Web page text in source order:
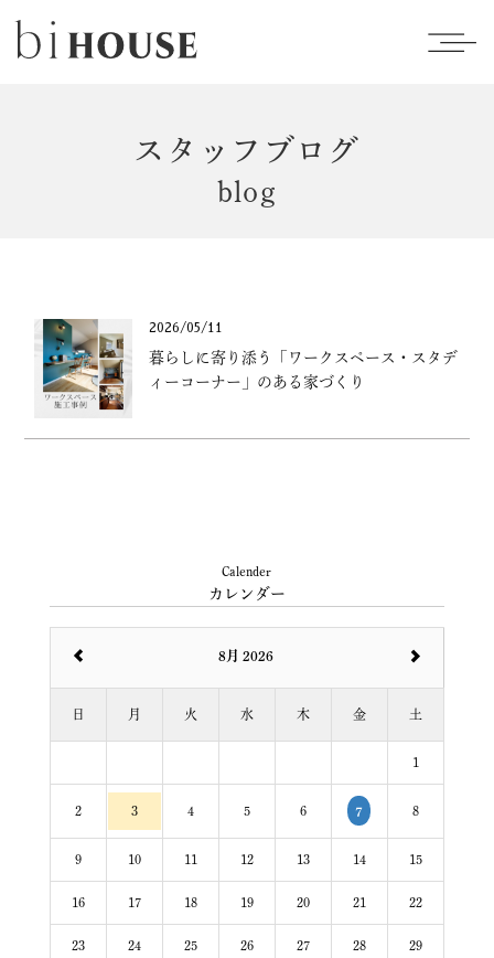
スタッフブログ
blog
2026/05/11
暮らしに寄り添う「ワークスペース・スタデ
ィーコーナー」のある家づくり
Calender
カレンダー
8月 2026
日 月 火 水 木 金 土
1
2 3 4 5 6 7 8
9 10 11 12 13 14 15
16 17 18 19 20 21 22
23 24 25 26 27 28 29